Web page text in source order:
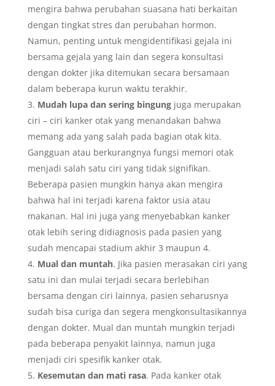
mengira bahwa perubahan suasana hati berkaitan
dengan tingkat stres dan perubahan hormon.
Namun, penting untuk mengidentifikasi gejala ini
bersama gejala yang lain dan segera konsultasi
dengan dokter jika ditemukan secara bersamaan
dalam beberapa kurun waktu terakhir.
Mudah lupa dan sering bingungjuga merupakan
ciri – ciri kanker otak yang menandakan bahwa
memang ada yang salah pada bagian otak kita.
Gangguan atau berkurangnya fungsi memori otak
menjadi salah satu ciri yang tidak signifikan.
Beberapa pasien mungkin hanya akan mengira
bahwa hal ini terjadi karena faktor usia atau
makanan. Hal ini juga yang menyebabkan kanker
otak lebih sering didiagnosis pada pasien yang
sudah mencapai stadium akhir 3 maupun 4.
Mual dan muntah. Jika pasien merasakan ciri yang
satu ini dan mulai terjadi secara berlebihan
bersama dengan ciri lainnya, pasien seharusnya
sudah bisa curiga dan segera mengkonsultasikannya
dengan dokter. Mual dan muntah mungkin terjadi
pada beberapa penyakit lainnya, namun juga
menjadi ciri spesifik kanker otak.
Kesemutan dan mati rasa. Pada kanker otak